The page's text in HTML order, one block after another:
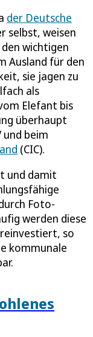
der Deutsche
selbst, weisen
wichtigen
Ausland für den
sie jagen zu
als
Elefant bis
überhaupt
und beim
(CIC).
und damit
Foto-
werden diese
so
kommunale